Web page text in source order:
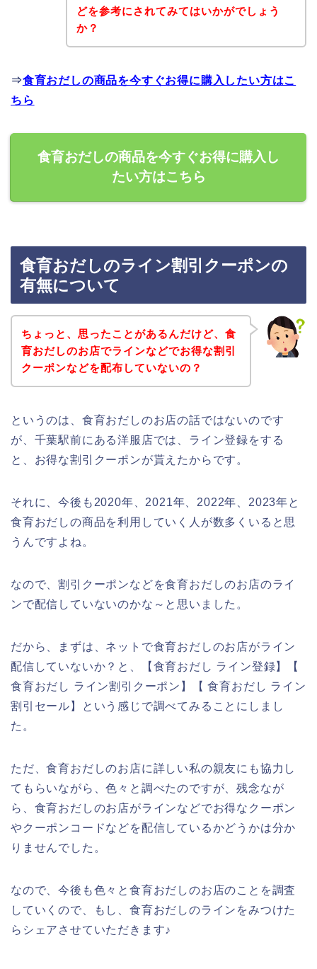
どを参考にされてみてはいかがでしょう
か？
⇒食育おだしの商品を今すぐお得に購入したい方はこ
ちら
食育おだしの商品を今すぐお得に購入し
たい方はこちら
食育おだしのライン割引クーポンの
有無について
ちょっと、思ったことがあるんだけど、食
育おだしのお店でラインなどでお得な割引
クーポンなどを配布していないの？
というのは、食育おだしのお店の話ではないのです
が、千葉駅前にある洋服店では、ライン登録をする
と、お得な割引クーポンが貰えたからです。
それに、今後も2020年、2021年、2022年、2023年と
食育おだしの商品を利用していく人が数多くいると思
うんですよね。
なので、割引クーポンなどを食育おだしのお店のライ
ンで配信していないのかな～と思いました。
だから、まずは、ネットで食育おだしのお店がライン
配信していないか？と、【食育おだし ライン登録】【
食育おだし ライン割引クーポン】【 食育おだし ライン
割引セール】という感じで調べてみることにしまし
た。
ただ、食育おだしのお店に詳しい私の親友にも協力し
てもらいながら、色々と調べたのですが、残念なが
ら、食育おだしのお店がラインなどでお得なクーポン
やクーポンコードなどを配信しているかどうかは分か
りませんでした。
なので、今後も色々と食育おだしのお店のことを調査
していくので、もし、食育おだしのラインをみつけた
らシェアさせていただきます♪